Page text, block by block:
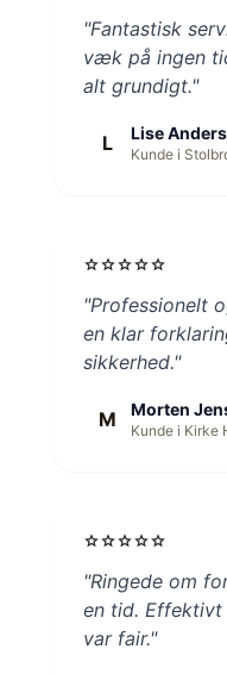
"Fantastisk
væk på ingen
alt grundigt."
L Lise
Kunde i
starstarstarstarstar
"Professionelt
en klar
sikkerhed."
M Morten
Kunde i Kirke
starstarstarstarstar
"Ringede om
en tid. Effektivt
var fair."